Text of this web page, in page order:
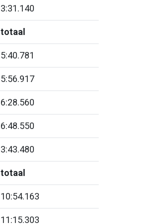
3:31.140
totaal
5:40.781
5:56.917
6:28.560
6:48.550
3:43.480
totaal
10:54.163
11:15.303